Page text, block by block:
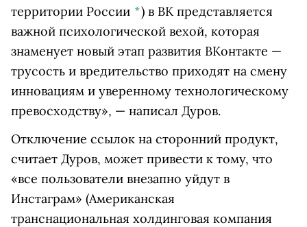
территории России *) в ВК представляется
важной психологической вехой, которая
знаменует новый этап развития ВКонтакте —
трусость и вредительство приходят на смену
инновациям и уверенному технологическому
превосходству», — написал Дуров.
Отключение ссылок на сторонний продукт,
считает Дуров, может привести к тому, что
«все пользователи внезапно уйдут в
Инстаграм» (Американская
транснациональная холдинговая компания